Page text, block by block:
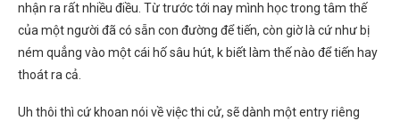
nhận ra rất nhiều điều. Từ trước tới nay mình học trong tâm thế
của một người đã có sẵn con đường để tiến, còn giờ là cứ như bị
ném quẳng vào một cái hố sâu hút, k biết làm thế nào để tiến hay
thoát ra cả.
Uh thôi thì cứ khoan nói về việc thi cử, sẽ dành một entry riêng